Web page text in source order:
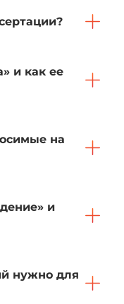
и как ее
на
и
нужно для